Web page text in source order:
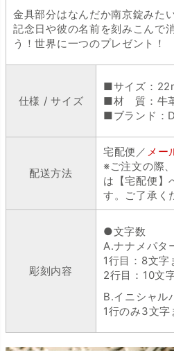
金具部分はなんだか南京錠みた
記念日や彼の名前を刻みこんで
う！世界に一つのプレゼント！
仕様 / サイズ
■サイズ：
■材 質：牛
■ブランド：
配送方法
宅配便／ メー
※ご注文の際
は【宅配便】
す。ご了承く
彫刻内容
●文字数
A.ナナメパタ
1行目：8文字
2行目：10文
B.イニシャル
1行のみ3文字